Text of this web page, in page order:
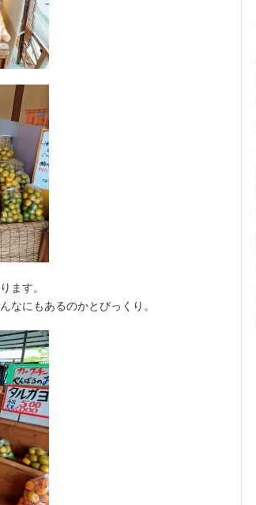
ます。
にもあるのかとびっくり。